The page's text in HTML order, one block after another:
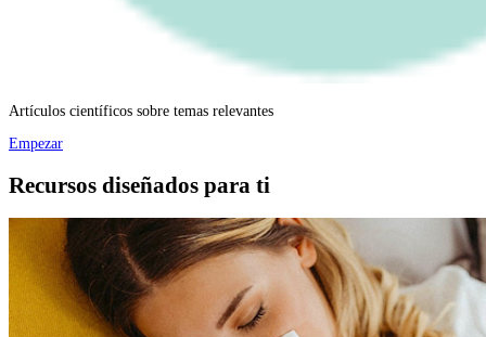
Artículos científicos sobre temas relevantes
Empezar
Recursos diseñados para ti